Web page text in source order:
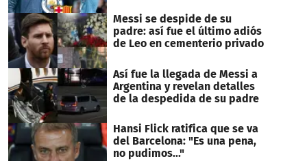
Messi se despide de su
padre: así fue el último adiós
de Leo en cementerio privado
Así fue la llegada de Messi a
Argentina y revelan detalles
de la despedida de su padre
Hansi Flick ratifica que se va
del Barcelona: "Es una pena,
no pudimos..."